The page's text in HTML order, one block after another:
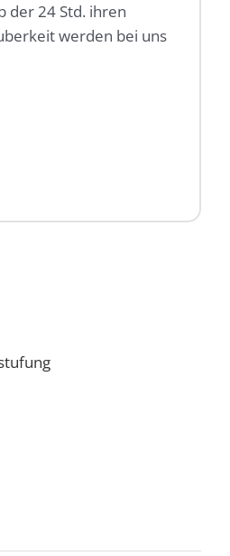
der 24 Std. ihren
werden bei uns